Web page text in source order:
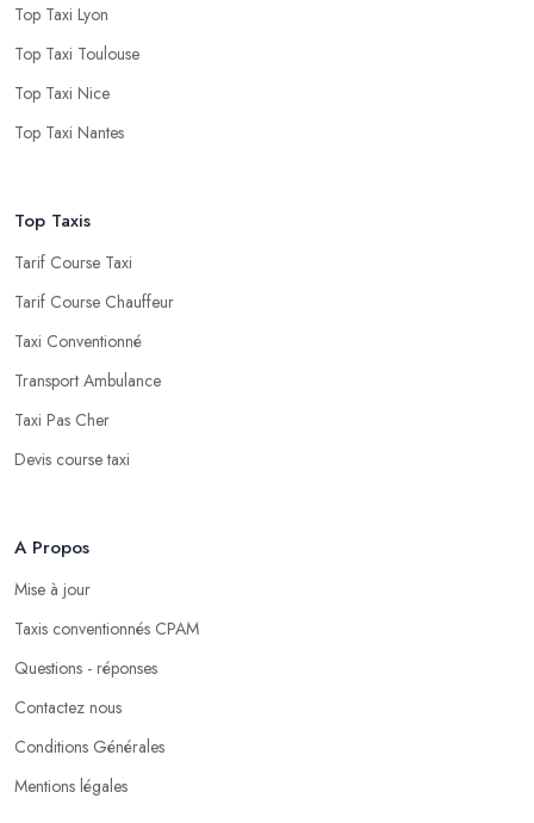
Top Taxi Lyon
Top Taxi Toulouse
Top Taxi Nice
Top Taxi Nantes
Top Taxis
Tarif Course Taxi
Tarif Course Chauffeur
Taxi Conventionné
Transport Ambulance
Taxi Pas Cher
Devis course taxi
A Propos
Mise à jour
Taxis conventionnés CPAM
Questions - réponses
Contactez nous
Conditions Générales
Mentions légales